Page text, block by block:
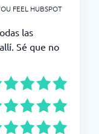
FEEL HUBSPOT
las
Sé que no